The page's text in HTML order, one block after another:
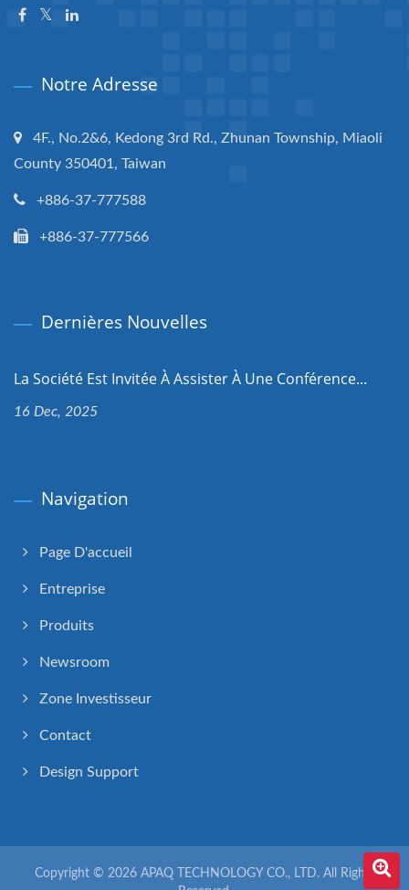
Notre Adresse
4F., No.2&6, Kedong 3rd Rd., Zhunan Township, Miaoli
County 350401, Taiwan
+886-37-777588
+886-37-777566
Dernières Nouvelles
La Société Est Invitée À Assister À Une Conférence...
16 Dec, 2025
Navigation
Page D'accueil
Entreprise
Produits
Newsroom
Zone Investisseur
Contact
Design Support
Copyright © 2026 APAQ TECHNOLOGY CO., LTD.All Rights